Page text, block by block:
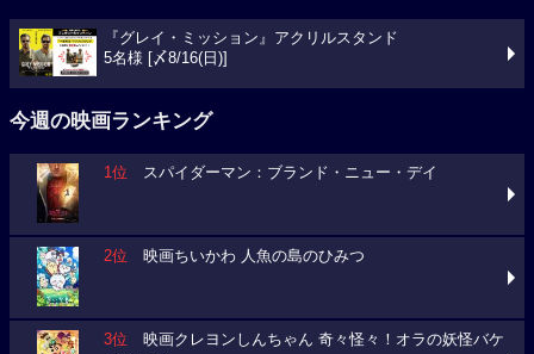
『グレイ・ミッション』アクリルスタンド
5名様 [〆8/16(日)]
今週の映画ランキング
1位 スパイダーマン：ブランド・ニュー・デイ
2位 映画ちいかわ 人魚の島のひみつ
3位 映画クレヨンしんちゃん 奇々怪々！オラの妖怪バケ